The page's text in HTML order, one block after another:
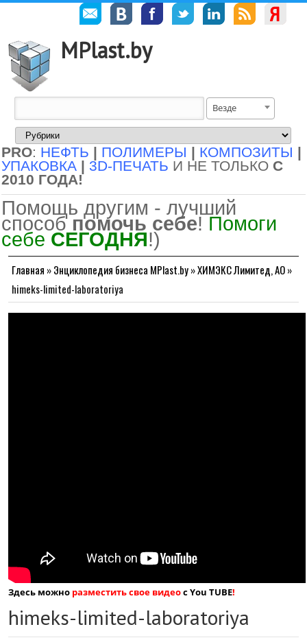
MPlast.by
Везде
PRO: НЕФТЬ | ПОЛИМЕРЫ | КОМПОЗИТЫ |
УПАКОВКА | 3D-ПЕЧАТЬ И НЕ ТОЛЬКО С
2010 ГОДА!
Помощь другим - лучший
способ помочь себе! Помоги
себе СЕГОДНЯ!)
Главная »Энциклопедия бизнеса MPlast.by»ХИМЭКС Лимитед, АО»
himeks-limited-laboratoriya
Здесь можно разместить свое видеос You TUBE!
himeks-limited-laboratoriya